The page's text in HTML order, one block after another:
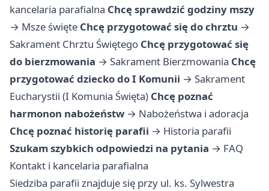
kancelaria parafialna Chcę sprawdzić godziny mszy
→ Msze święte Chcę przygotować się do chrztu →
Sakrament Chrztu Świętego Chcę przygotować się
do bierzmowania → Sakrament Bierzmowania Chcę
przygotować dziecko do I Komunii → Sakrament
Eucharystii (I Komunia Święta) Chcę poznać
harmonon nabożeństw → Nabożeństwa i adoracja
Chcę poznać historię parafii → Historia parafii
Szukam szybkich odpowiedzi na pytania → FAQ
Kontakt i kancelaria parafialna
Siedziba parafii znajduje się przy ul. ks. Sylwestra